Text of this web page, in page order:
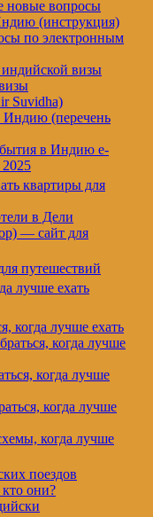
новые вопросы
(инструкция)
по электронным
индийской визы
Suvidha)
Индию (перечень
в Индию e-
квартиры для
в Дели
— сайт для
путешествий
лучше ехать
когда лучше ехать
когда лучше
когда лучше
когда лучше
когда лучше
поездов
они?